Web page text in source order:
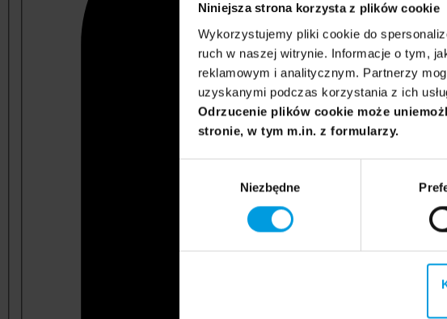
Niniejsza strona korzysta z plików cookie
Wykorzystujemy pliki cookie do
ruch w naszej witrynie. Informacje o tym,
reklamowym i analitycznym. Partnerzy
uzyskanymi podczas korzystania z ich
Odrzucenie plików cookie może
stronie, w tym m.in. z formularzy.
Niezbędne